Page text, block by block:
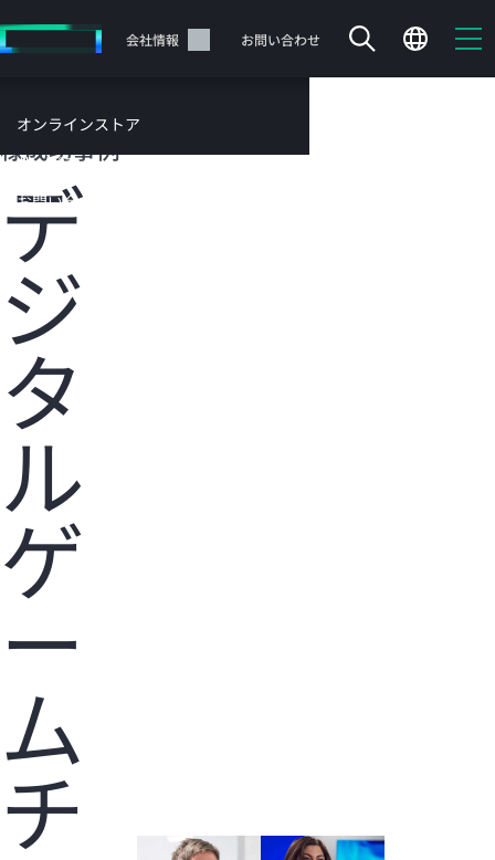
イ
テ
に
ッ
会社情報 お問い合わせ
オンラインストア
サービス
お問い合わせ
HPEのお客
様成功事例
デ
ジ
タ
ル
ゲ
ー
ム
チ